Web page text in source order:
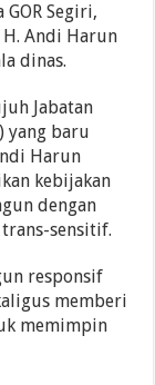
Segiri,
H. Andi Harun
dinas.
Jabatan
yang baru
Harun
kebijakan
dengan
sensitif.
responsif
memberi
memimpin